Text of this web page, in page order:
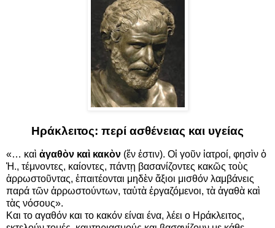
Ηράκλειτος: περί ασθένειας και υγείας
«… καὶ ἀγαθὸν καὶ κακὸν (ἕν ἐστιν). Οἱ γοῦν ἰατροί, φησὶν ὁ
Ἡ., τέμνοντες, καίοντες, πάντῃ βασανίζοντες κακῶς τοὺς
ἀρρωστοῦντας, ἐπαιτέονται μηδὲν ἄξιοι μισθόν λαμβάνεις
παρά τῶν ἀρρωστούντων, ταὐτὰ ἐργαζόμενοι, τὰ ἀγαθὰ καὶ
τὰς νόσους».
Και το αγαθόν και το κακόν είναι ένα, λέει ο Ηράκλειτος,